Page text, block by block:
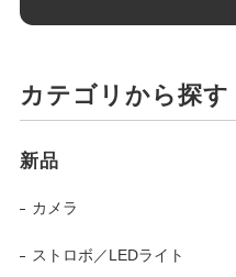
カテゴリから探す
新品
カメラ
ストロボ／LEDライト